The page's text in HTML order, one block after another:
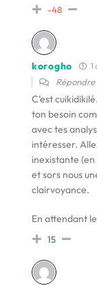
-48
korogho 1
Répondre
C’est
ton besoin
avec tes
intéresser.
inexistante
et sors nous
clairvoyance.
En attendant
15